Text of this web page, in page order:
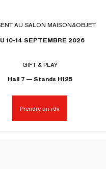
AU SALON MAISON&OBJET
10-14 SEPTEMBRE 2026
GIFT & PLAY
Hall 7 — Stands H125
Prendre un rdv